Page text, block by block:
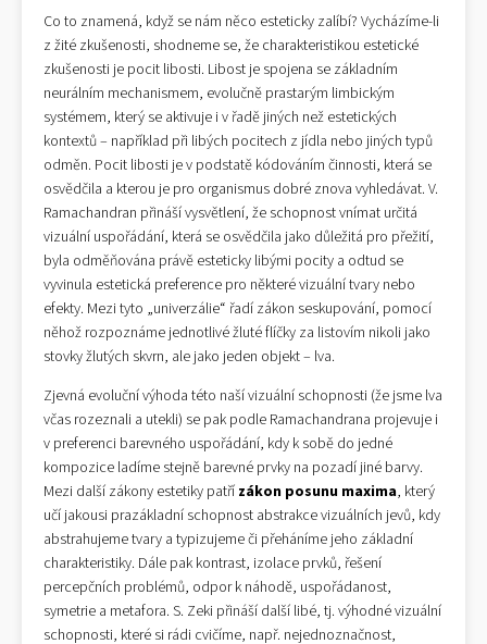
Co to znamená, když se nám něco esteticky zalíbí? Vycházíme-li
z žité zkušenosti, shodneme se, že charakteristikou estetické
zkušenosti je pocit libosti. Libost je spojena se základním
neurálním mechanismem, evolučně prastarým limbickým
systémem, který se aktivuje i v řadě jiných než estetických
kontextů – například při libých pocitech z jídla nebo jiných typů
odměn. Pocit libosti je v podstatě kódováním činnosti, která se
osvědčila a kterou je pro organismus dobré znova vyhledávat. V.
Ramachandran přináší vysvětlení, že schopnost vnímat určitá
vizuální uspořádání, která se osvědčila jako důležitá pro přežití,
byla odměňována právě esteticky libými pocity a odtud se
vyvinula estetická preference pro některé vizuální tvary nebo
efekty. Mezi tyto „univerzálie“ řadí zákon seskupování, pomocí
něhož rozpoznáme jednotlivé žluté flíčky za listovím nikoli jako
stovky žlutých skvrn, ale jako jeden objekt – lva.
Zjevná evoluční výhoda této naší vizuální schopnosti (že jsme lva
včas rozeznali a utekli) se pak podle Ramachandrana projevuje i
v preferenci barevného uspořádání, kdy k sobě do jedné
kompozice ladíme stejně barevné prvky na pozadí jiné barvy.
Mezi další zákony estetiky patří zákon posunu maxima, který
učí jakousi prazákladní schopnost abstrakce vizuálních jevů, kdy
abstrahujeme tvary a typizujeme či přeháníme jeho základní
charakteristiky. Dále pak kontrast, izolace prvků, řešení
percepčních problémů, odpor k náhodě, uspořádanost,
symetrie a metafora. S. Zeki přináší další libé, tj. výhodné vizuální
schopnosti, které si rádi cvičíme, např. nejednoznačnost,